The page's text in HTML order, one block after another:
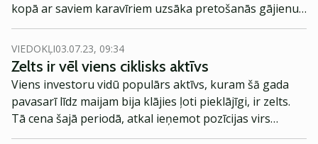
kopā ar saviem karavīriem uzsāka pretošanās gājienu
pret pastāvošo militāro Krievijas vadību. Lai gan
situācijas kulminācija nesekoja un Prigožins tika
pārliecināts pārdomāt, rubļa kursu tas ietekmēja.
VIEDOKĻI03.07.23, 09:34
Zelts ir vēl viens ciklisks aktīvs
Viens investoru vidū populārs aktīvs, kuram šā gada
pavasarī līdz maijam bija klājies ļoti pieklājīgi, ir zelts.
Tā cena šajā periodā, atkal ieņemot pozīcijas virs
apaļās 2 tūks. ASV dolāru atzīmes par Trojas unci, bija